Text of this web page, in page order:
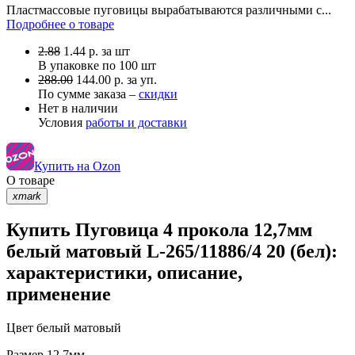
Пластмассовые пуговицы вырабатываются различными с...
Подробнее о товаре
2.88 1.44 р. за шт
В упаковке по 100 шт
288.00 144.00 р. за уп.
По сумме заказа – скидки
Нет в наличии
Условия работы и доставки
Купить на Ozon
О товаре
xmark
Купить Пуговица 4 прокола 12,7мм
белый матовый L-265/11886/4 20 (бел):
характеристики, описание,
применение
Цвет белый матовый